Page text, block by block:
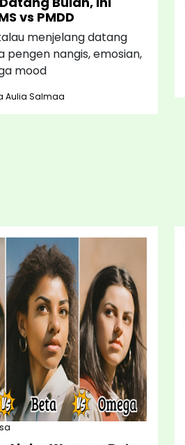
vs PMDD
menjelang datang
pengen nangis, emosian,
mood
Aulia Salmaa